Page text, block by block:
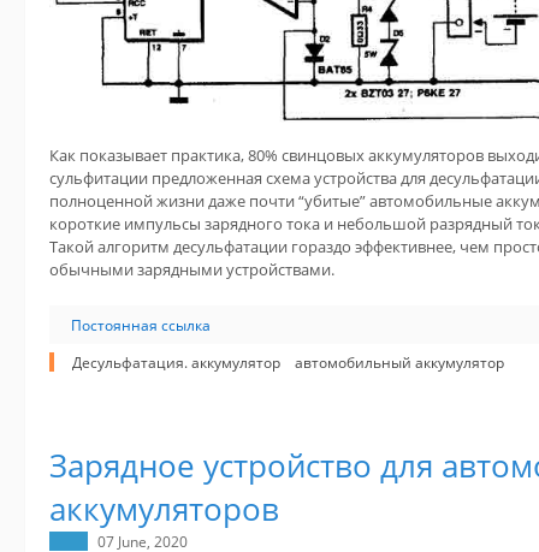
Как показывает практика, 80% свинцовых аккумуляторов
сульфитации предложенная схема устройства для
полноценной жизни даже почти “убитые” автомобильные
короткие импульсы зарядного тока и небольшой разрядный
Такой алгоритм десульфатации гораздо эффективнее, чем
обычными зарядными устройствами.
Постоянная ссылка
Десульфатация. аккумулятор
автомобильный аккумулятор
Зарядное устройство для
аккумуляторов
07 June, 2020